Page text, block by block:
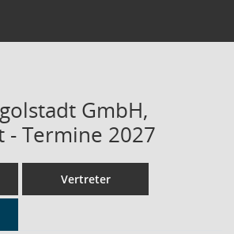
GmbH,
- Termine 2027
Vertreter